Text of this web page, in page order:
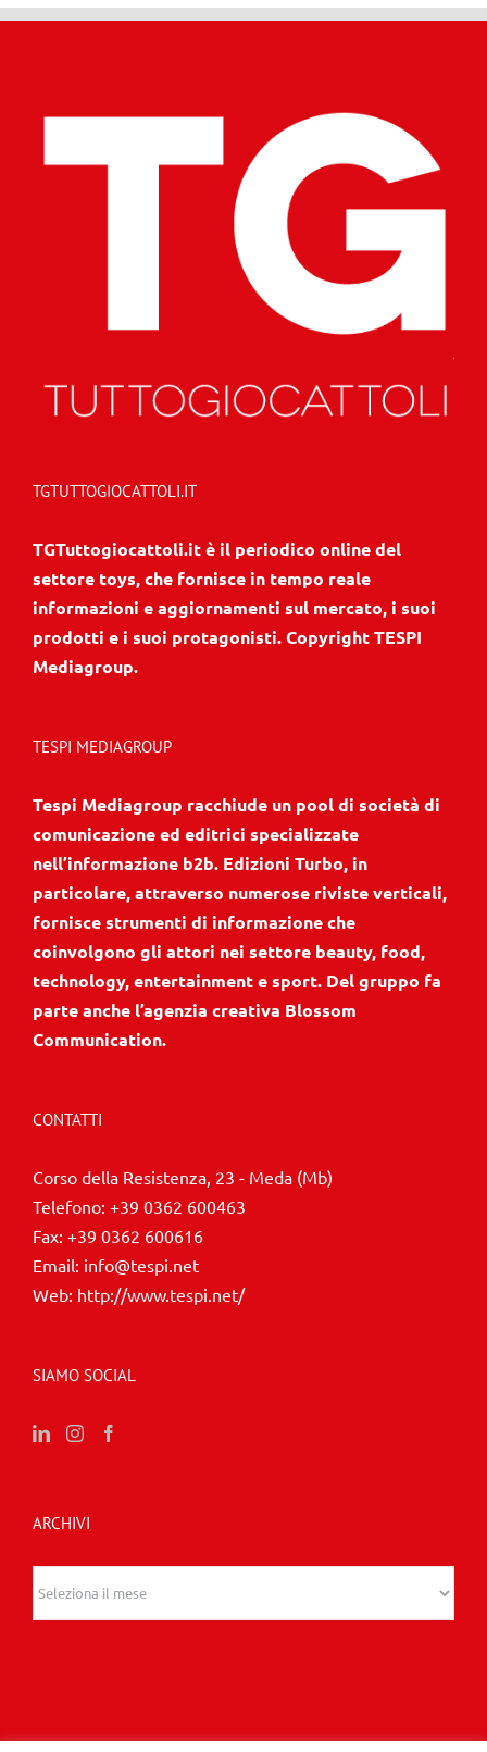
TGTUTTOGIOCATTOLI.IT
TGTuttogiocattoli.it è il periodico online del
settore toys, che fornisce in tempo reale
informazioni e aggiornamenti sul mercato, i suoi
prodotti e i suoi protagonisti. Copyright TESPI
Mediagroup.
TESPI MEDIAGROUP
Tespi Mediagroup racchiude un pool di società di
comunicazione ed editrici specializzate
nell’informazione b2b. Edizioni Turbo, in
particolare, attraverso numerose riviste verticali,
fornisce strumenti di informazione che
coinvolgono gli attori nei settore beauty, food,
technology, entertainment e sport. Del gruppo fa
parte anche l’agenzia creativa Blossom
Communication.
CONTATTI
Corso della Resistenza, 23 - Meda (Mb)
Telefono: +39 0362 600463
Fax: +39 0362 600616
Email: info@tespi.net
Web: http://www.tespi.net/
SIAMO SOCIAL
ARCHIVI